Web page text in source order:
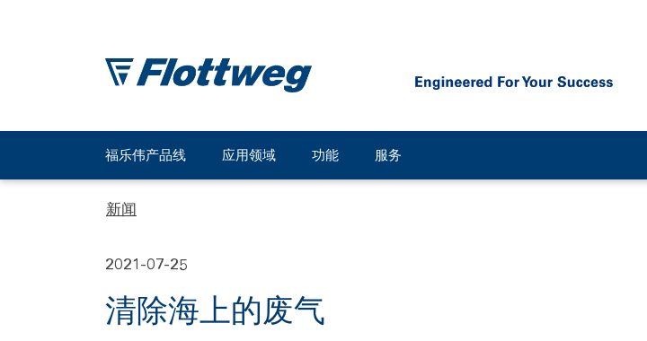
福乐伟产品线 应用领域 功能 服务
新闻
2021-07-25
清除海上的废气